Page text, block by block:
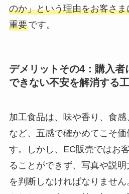
のか」という理由をお客さ
重要です。
デメリットその4：購入
できない不安を解消する
加工食品は、味や香り、食
など、五感で確かめてこそ
す。しかし、EC販売ではお
ることができず、写真や説
を判断しなければなりませ